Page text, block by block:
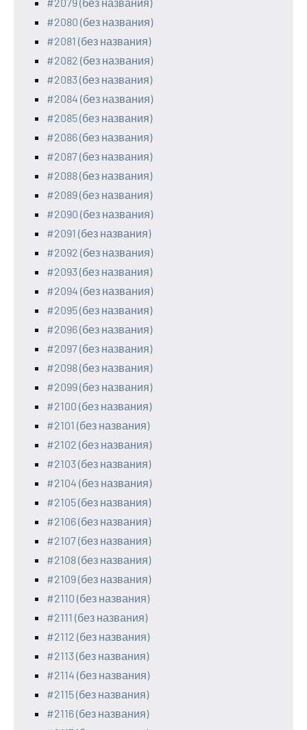
#2079 (без названия)
#2080 (без названия)
#2081 (без названия)
#2082 (без названия)
#2083 (без названия)
#2084 (без названия)
#2085 (без названия)
#2086 (без названия)
#2087 (без названия)
#2088 (без названия)
#2089 (без названия)
#2090 (без названия)
#2091 (без названия)
#2092 (без названия)
#2093 (без названия)
#2094 (без названия)
#2095 (без названия)
#2096 (без названия)
#2097 (без названия)
#2098 (без названия)
#2099 (без названия)
#2100 (без названия)
#2101 (без названия)
#2102 (без названия)
#2103 (без названия)
#2104 (без названия)
#2105 (без названия)
#2106 (без названия)
#2107 (без названия)
#2108 (без названия)
#2109 (без названия)
#2110 (без названия)
#2111 (без названия)
#2112 (без названия)
#2113 (без названия)
#2114 (без названия)
#2115 (без названия)
#2116 (без названия)